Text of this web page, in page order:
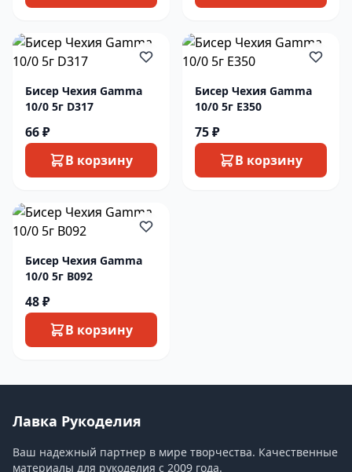
Бисер Чехия Gamma
10/0 5г D317
66 ₽
В корзину
Бисер Чехия Gamma
10/0 5г E350
75 ₽
В корзину
Бисер Чехия Gamma
10/0 5г B092
48 ₽
В корзину
Лавка Рукоделия
Ваш надежный партнер в мире творчества. Качественные
материалы для рукоделия с 2009 года.